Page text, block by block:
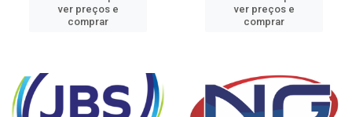
ver preços e
comprar
ver preços e
comprar